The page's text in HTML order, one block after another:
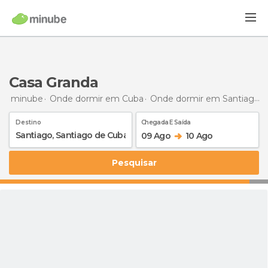
Casa Granda
minube Onde dormir em Cuba Onde dormir em Santiago de Cuba
Destino Chegada E Saída
09 Ago 10 Ago
Pesquisar